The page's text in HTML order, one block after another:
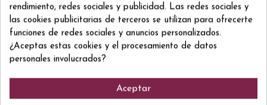
Añada/Anyada 2024
Grado/Grau 12% VOL.
ean13 8424918684213
Comentarios (0)
rendimiento, redes sociales y publicidad. Las redes sociales y
las cookies publicitarias de terceros se utilizan para ofrecerte
funciones de redes sociales y anuncios personalizados.
¿Aceptas estas cookies y el procesamiento de datos
personales involucrados?
Aceptar